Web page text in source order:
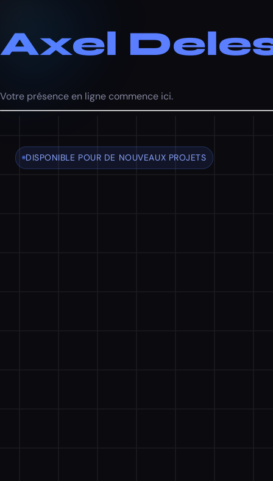
Axel
Votre présence en ligne commence ici.
DISPONIBLE POUR DE NOUVEAUX PROJETS